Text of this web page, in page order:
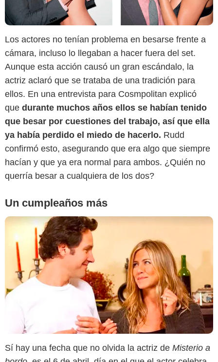
Los actores no tenían problema en besarse frente a
cámara, incluso lo llegaban a hacer fuera del set.
Aunque esta acción causó un gran escándalo, la
actriz aclaró que se trataba de una tradición para
ellos. En una entrevista para Cosmpolitan explicó
que durante muchos años ellos se habían tenido
que besar por cuestiones del trabajo, así que ella
ya había perdido el miedo de hacerlo. Rudd
confirmó esto, asegurando que era algo que siempre
hacían y que ya era normal para ambos. ¿Quién no
querría besar a cualquiera de los dos?
Un cumpleaños más
SensaCine Latam
Sí hay una fecha que no olvida la actriz de Misterio a
SensaCine Latam